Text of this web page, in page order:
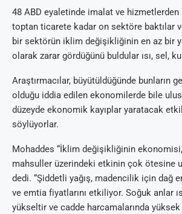
48 ABD eyaletinde imalat ve hizmetlerden
toptan ticarete kadar on sektöre baktılar
bir sektörün iklim değişikliğinin en az bir
olarak zarar gördüğünü buldular ısı, sel,
Araştırmacılar, büyütüldüğünde bunların
olduğu iddia edilen ekonomilerde bile
düzeyde ekonomik kayıplar yaratacak
söylüyorlar.
Mohaddes “İklim değişikliğinin
mahsuller üzerindeki etkinin çok ötesine
dedi. “Şiddetli yağış, madencilik için dağ
ve emtia fiyatlarını etkiliyor. Soğuk anlar
yükseltir ve cadde harcamalarında yüksek